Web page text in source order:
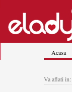
Acasa
Va aflati in: